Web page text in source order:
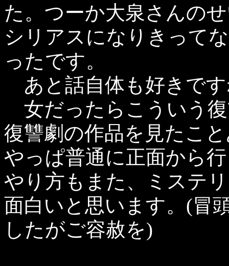
た。つーか大泉さんの
シリアスになりきって
ったです。
あと話自体も好きで
女だったらこういう
復讐劇の作品を見たこ
やっぱ普通に正面から
やり方もまた、ミステ
面白いと思います。(冒
したがご容赦を)